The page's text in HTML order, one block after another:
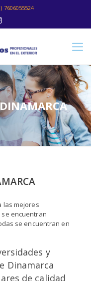
7606055524
las mejores
se encuentran
se encuentran en
y
Dinamarca
de calidad